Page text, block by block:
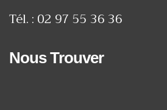
Tél. : 02 97 55 36 36
Nous Trouver